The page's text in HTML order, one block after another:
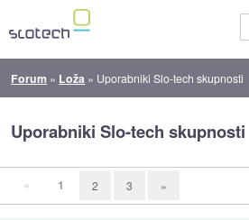
Forum » Loža » Uporabniki Slo-tech skupnosti
Uporabniki Slo-tech skupnosti
« 1 2 3 »